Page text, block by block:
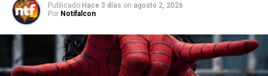
Publicado Hace 3 días on agosto 2, 2026
Por Notifalcon